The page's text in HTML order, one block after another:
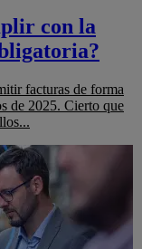
con la
facturas de forma
de 2025. Cierto que